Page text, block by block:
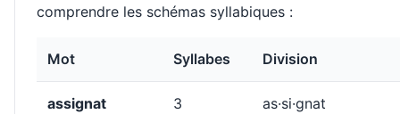
comprendre les schémas syllabiques :
Mot Syllabes Division
assignat 3 as·si·gnat